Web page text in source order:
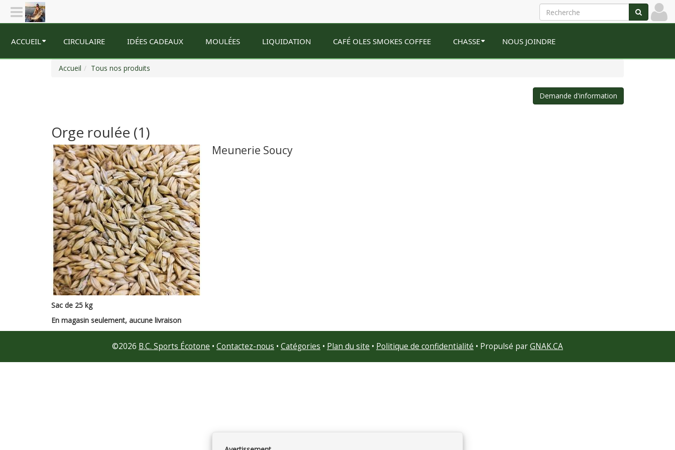
ACCUEIL CIRCULAIRE IDÉES CADEAUX MOULÉES LIQUIDATION CAFÉ OLES SMOKES COFFEE CHASSE NOUS JOINDRE
Accueil Tous nos produits
Demande d'information
Orge roulée (1)
Meunerie Soucy
Sac de 25 kg
En magasin seulement, aucune livraison
©2026 B.C. Sports Écotone • Contactez-nous • Catégories • Plan du site • Politique de confidentialité • Propulsé parGNAK.CA